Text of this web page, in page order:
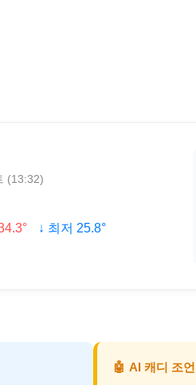
(13:32)
↓ 최저 25.8°
🤖 AI 캐디 조언